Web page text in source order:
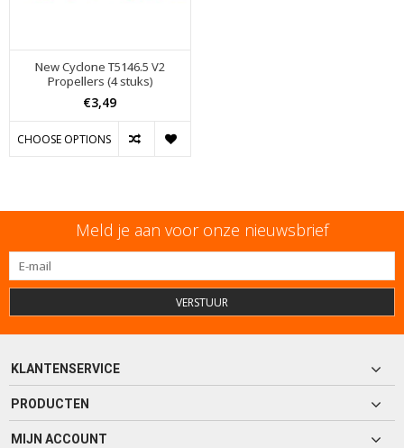
New Cyclone T5146.5 V2
Propellers (4 stuks)
€3,49
CHOOSE OPTIONS
Meld je aan voor onze nieuwsbrief
VERSTUUR
KLANTENSERVICE
PRODUCTEN
MIJN ACCOUNT